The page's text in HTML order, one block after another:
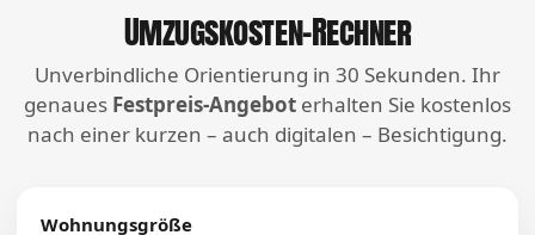
Umzugskosten-Rechner
Unverbindliche Orientierung in 30 Sekunden. Ihr
genaues Festpreis-Angebot erhalten Sie kostenlos
nach einer kurzen – auch digitalen – Besichtigung.
Wohnungsgröße